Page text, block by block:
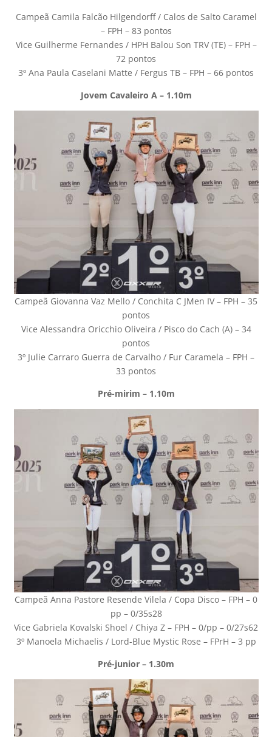
Campeã Camila Falcão Hilgendorff / Calos de Salto Caramel
– FPH – 83 pontos
Vice Guilherme Fernandes / HPH Balou Son TRV (TE) – FPH –
72 pontos
3º Ana Paula Caselani Matte / Fergus TB – FPH – 66 pontos
Jovem Cavaleiro A – 1.10m
Campeã Giovanna Vaz Mello / Conchita C JMen IV – FPH – 35
pontos
Vice Alessandra Oricchio Oliveira / Pisco do Cach (A) – 34
pontos
3º Julie Carraro Guerra de Carvalho / Fur Caramela – FPH –
33 pontos
Pré-mirim – 1.10m
Campeã Anna Pastore Resende Vilela / Copa Disco – FPH – 0
pp – 0/35s28
Vice Gabriela Kovalski Shoel / Chiya Z – FPH – 0/pp – 0/27s62
3º Manoela Michaelis / Lord-Blue Mystic Rose – FPrH – 3 pp
Pré-junior – 1.30m